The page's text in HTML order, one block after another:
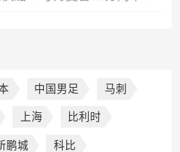
中国男足 马刺
上海 比利时
鹏城 科比